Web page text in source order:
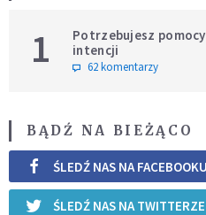
1
Potrzebujesz
intencji
62 komentarzy
BĄDŹ NA BIEŻĄCO
ŚLEDŹ NAS NA FACEBOOKU
ŚLEDŹ NAS NA TWITTERZE